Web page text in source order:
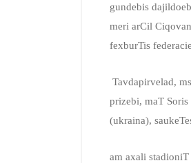
gundebis
meri arCil
fexburTis
Tavdapirvelad,
prizebi, maT Soris
(ukraina),
am axali stadioniT